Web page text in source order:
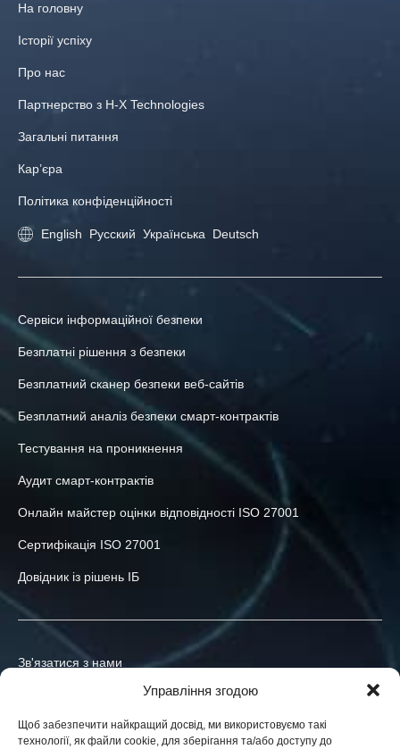
Управління згодою
Щоб забезпечити найкращий досвід, ми використовуємо такі
технології, як файли cookie, для зберігання та/або доступу до
На головну
Історії успіху
Про нас
Партнерство з H-X Technologies
Загальні питання
Кар’єра
Політика конфіденційності
English Русский Українська Deutsch
Сервіси інформаційної безпеки
Безплатні рішення з безпеки
Безплатний сканер безпеки веб-сайтів
Безплатний аналіз безпеки смарт-контрактів
Тестування на проникнення
Аудит смарт-контрактів
Онлайн майстер оцінки відповідності ISO 27001
Сертифікація ISO 27001
Довідник із рішень ІБ
Зв'язатися з нами
info@h-x.technology